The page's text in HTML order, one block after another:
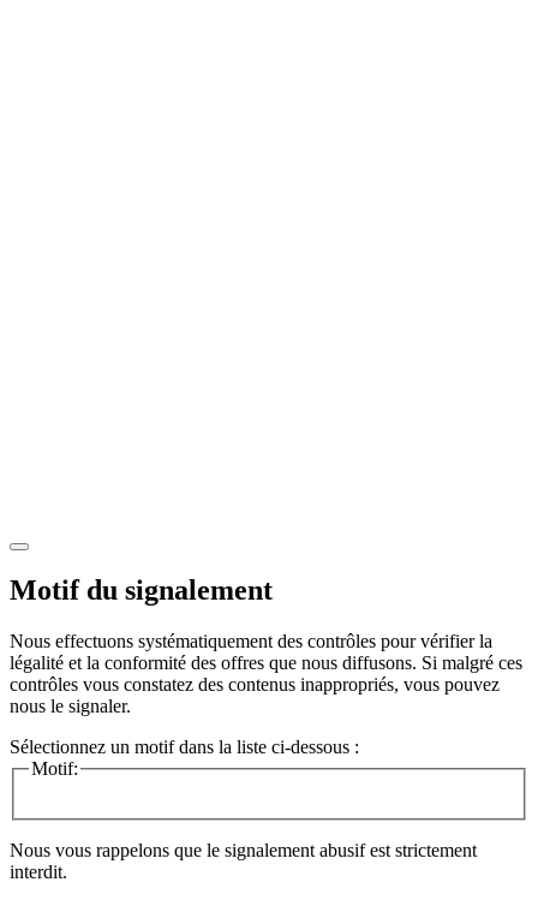
Motif du signalement
Nous effectuons systématiquement des contrôles pour vérifier la
légalité et la conformité des offres que nous diffusons. Si malgré ces
contrôles vous constatez des contenus inappropriés, vous pouvez
nous le signaler.
Sélectionnez un motif dans la liste ci-dessous :
Motif:
Nous vous rappelons que le signalement abusif est strictement
interdit.